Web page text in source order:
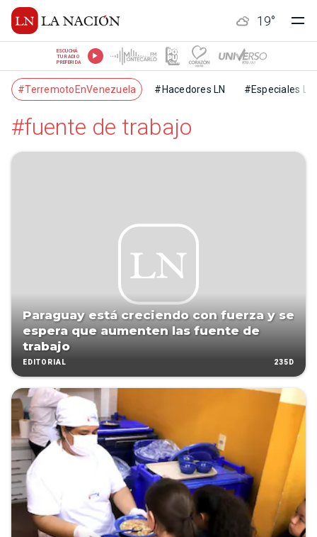
19°
ESCUCHÁ
TU RADIO
PREFERIDA
#TerremotoEnVenezuela #Hacedores LN #Especiales LN
#fuente de trabajo
Paraguay está creciendo con fuerza y se
espera que aumenten las fuente de
trabajo
EDITORIAL 235D